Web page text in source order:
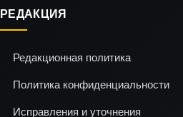
РЕДАКЦИЯ
Редакционная политика
Политика конфиденциальности
Исправления и уточнения